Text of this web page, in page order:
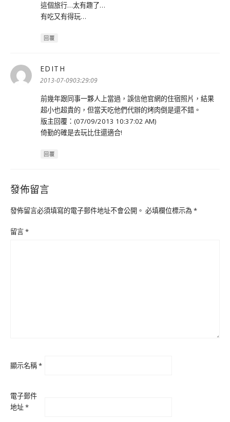
這個旅行…太有趣了…
有吃又有得玩…
回覆
EDITH
示:
2013-07-0903:29:09
前幾年跟同事一夥人上當過，誤信他官網的住宿照片，結果
超小也超貴的，但當天吃他們代辦的烤肉倒是還不錯。
版主回覆：(07/09/2013 10:37:02 AM)
倚勤的確是去玩比住還適合!
回覆
發佈留言
發佈留言必須填寫的電子郵件地址不會公開。 必填欄位標示為*
留言*
顯示名稱*
電子郵件
地址*